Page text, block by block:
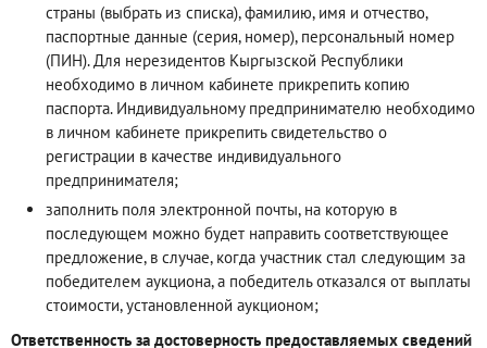
страны (выбрать из списка), фамилию, имя и отчество,
паспортные данные (серия, номер), персональный номер
(ПИН). Для нерезидентов Кыргызской Республики
необходимо в личном кабинете прикрепить копию
паспорта. Индивидуальному предпринимателю необходимо
в личном кабинете прикрепить свидетельство о
регистрации в качестве индивидуального
предпринимателя;
заполнить поля электронной почты, на которую в
последующем можно будет направить соответствующее
предложение, в случае, когда участник стал следующим за
победителем аукциона, а победитель отказался от выплаты
стоимости, установленной аукционом;
Ответственность за достоверность предоставляемых сведений